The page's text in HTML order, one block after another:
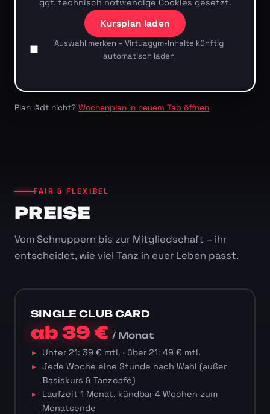
ggf. technisch notwendige Cookies gesetzt.
Kursplan laden
Auswahl merken – Virtuagym-Inhalte künftig
automatisch laden
Plan lädt nicht? Wochenplan in neuem Tab öffnen
FAIR & FLEXIBEL
PREISE
Vom Schnuppern bis zur Mitgliedschaft – ihr
entscheidet, wie viel Tanz in euer Leben passt.
SINGLE CLUB CARD
ab 39 €/ Monat
Unter 21: 39 € mtl. · über 21: 49 € mtl.
Jede Woche eine Stunde nach Wahl (außer
Basiskurs & Tanzcafé)
Laufzeit 1 Monat, kündbar 4 Wochen zum
Monatsende